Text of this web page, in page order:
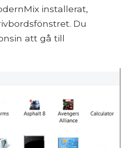
installerat,
Du
att gå till